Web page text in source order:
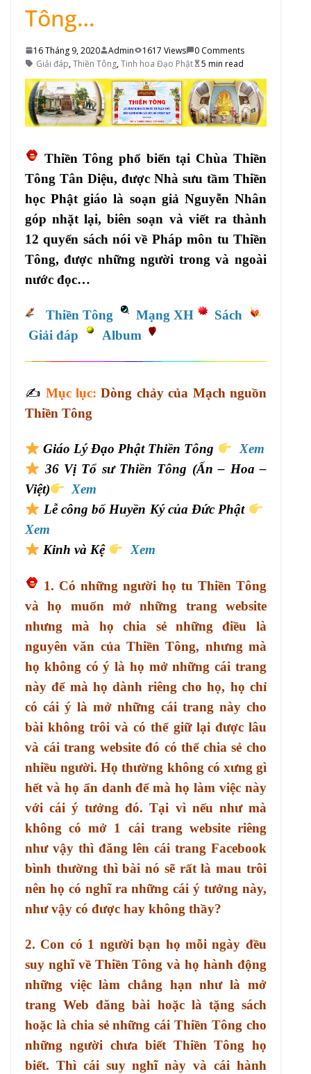
Tông…
16 Tháng 9, 2020 Admin 1617 Views
0 Comments
Giải đáp,Thiền Tông,Tinh hoa Đạo Phật 5 min read
Thiền Tông phổ biến tại Chùa Thiền
Tông Tân Diệu, được Nhà sưu tầm Thiền
học Phật giáo là soạn giả Nguyễn Nhân
góp nhặt lại, biên soạn và viết ra thành
12 quyển sách nói về Pháp môn tu Thiền
Tông, được những người trong và ngoài
nước đọc…
Thiền Tông Mạng XH
Sách
Giải đáp
Album
✍️ Mục lục: Dòng chảy của Mạch nguồn
Thiền Tông
Giáo Lý Đạo Phật Thiền Tông
Xem
36 Vị Tổ sư Thiền Tông (Ấn – Hoa –
Việt)
Xem
Lễ công bố Huyền Ký của Đức Phật
Xem
Kinh và Kệ
Xem
1. Có những người họ tu Thiền Tông
và họ muốn mở những trang website
nhưng mà họ chia sẻ những điều là
nguyên văn của Thiền Tông, nhưng mà
họ không có ý là họ mở những cái trang
này để mà họ dành riêng cho họ, họ chỉ
có cái ý là mở những cái trang này cho
bài không trôi và có thể giữ lại được lâu
và cái trang website đó có thể chia sẻ cho
nhiều người. Họ thường không có xưng gì
hết và họ ẩn danh để mà họ làm việc này
với cái ý tưởng đó. Tại vì nếu như mà
không có mở 1 cái trang website riêng
như vậy thì đăng lên cái trang Facebook
bình thường thì bài nó sẽ rất là mau trôi
nên họ có nghĩ ra những cái ý tưởng này,
như vậy có được hay không thầy?
2. Con có 1 người bạn họ mỗi ngày đều
suy nghĩ về Thiền Tông và họ hành động
những việc làm chẳng hạn như là mở
trang Web đăng bài hoặc là tặng sách
hoặc là chia sẻ những cái Thiền Tông cho
những người chưa biết Thiền Tông họ
biết. Thì cái suy nghĩ này và cái hành